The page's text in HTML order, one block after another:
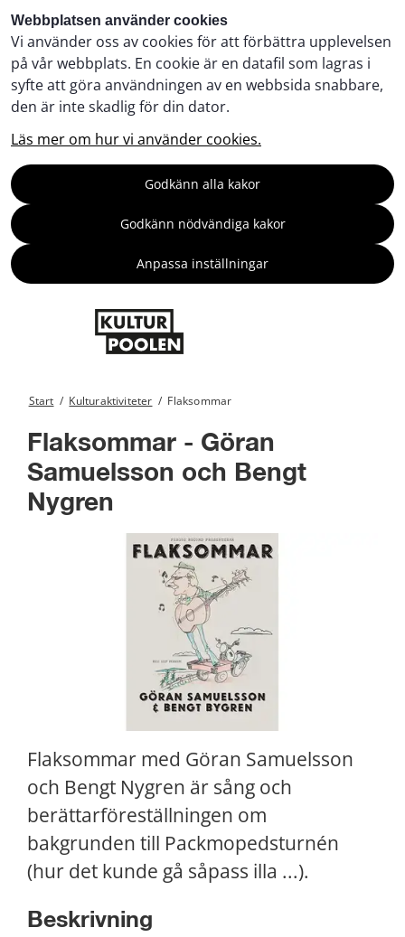
Webbplatsen använder cookies
Vi använder oss av cookies för att förbättra upplevelsen
på vår webbplats. En cookie är en datafil som lagras i
syfte att göra användningen av en webbsida snabbare,
den är inte skadlig för din dator.
Läs mer om hur vi använder cookies.
Godkänn alla kakor
Godkänn nödvändiga kakor
Anpassa inställningar
Start / Kulturaktiviteter / Flaksommar
Flaksommar - Göran
Samuelsson och Bengt
Nygren
Flaksommar med Göran Samuelsson
och Bengt Nygren är sång och
berättarföreställningen om
bakgrunden till Packmopedsturnén
(hur det kunde gå såpass illa ...).
Beskrivning